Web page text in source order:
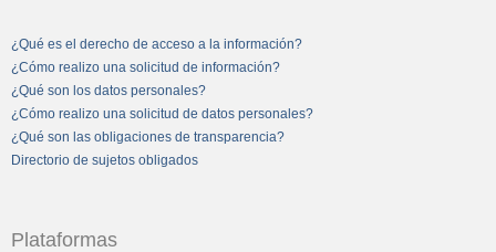
¿Qué es el derecho de acceso a la información?
¿Cómo realizo una solicitud de información?
¿Qué son los datos personales?
¿Cómo realizo una solicitud de datos personales?
¿Qué son las obligaciones de transparencia?
Directorio de sujetos obligados
Plataformas